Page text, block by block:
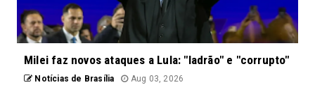
Milei faz novos ataques a Lula: "ladrão" e "corrupto"
Notícias de Brasília Aug 03, 2026